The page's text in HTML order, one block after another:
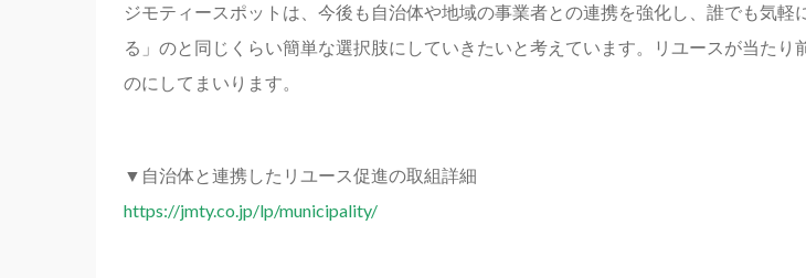
ジモティースポットは、今後も自治体や地域の事業者との連携を強化し、誰でも気
る」のと同じくらい簡単な選択肢にしていきたいと考えています。リユースが当た
のにしてまいります。
▼自治体と連携したリユース促進の取組詳細
https://jmty.co.jp/lp/municipality/